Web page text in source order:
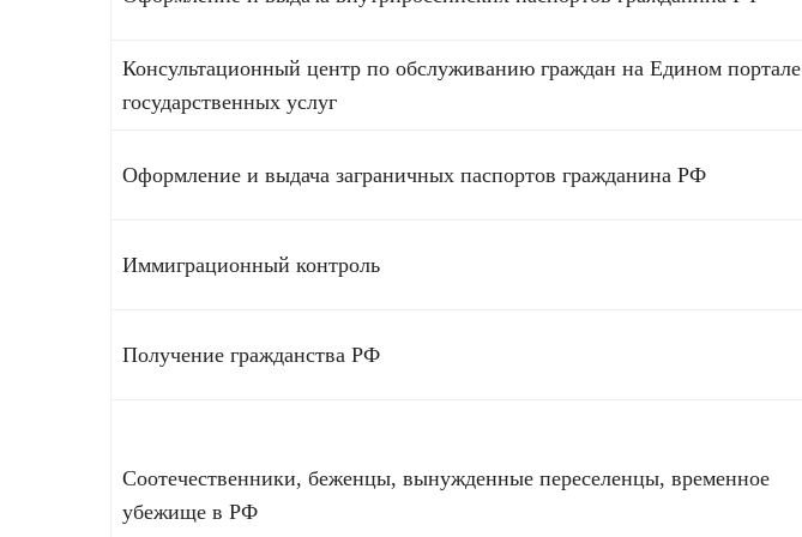
Консультационный центр по обслуживанию граждан на Едином портале
государственных услуг
Оформление и выдача заграничных паспортов гражданина РФ
Иммиграционный контроль
Получение гражданства РФ
Соотечественники, беженцы, вынужденные переселенцы, временное
убежище в РФ